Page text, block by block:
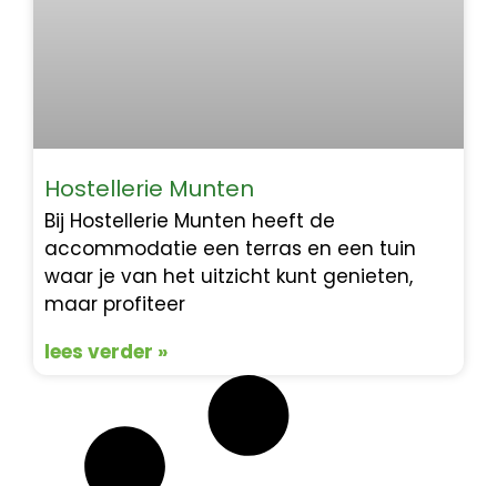
Hostellerie Munten
Bij Hostellerie Munten heeft de
accommodatie een terras en een tuin
waar je van het uitzicht kunt genieten,
maar profiteer
lees verder »